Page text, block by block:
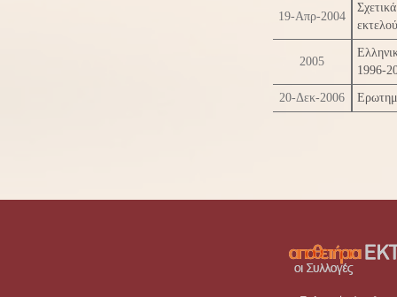
19-Απρ-2004
2005
1996-
20-Δεκ-2006